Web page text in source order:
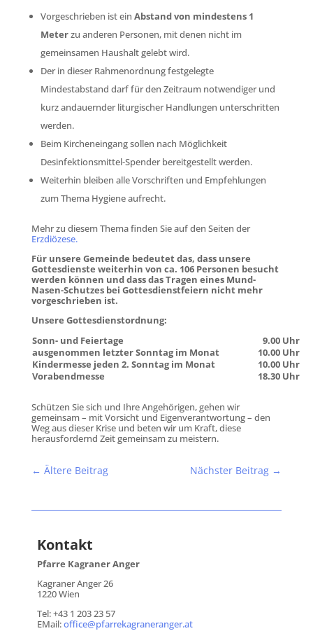
Vorgeschrieben ist ein Abstand von mindestens 1
Meterzu anderen Personen, mit denen nicht im
gemeinsamen Haushalt gelebt wird.
Der in dieser Rahmenordnung festgelegte
Mindestabstand darf für den Zeitraum notwendiger und
kurz andauernder liturgischer Handlungen unterschritten
werden.
Beim Kircheneingang sollen nach Möglichkeit
Desinfektionsmittel-Spender bereitgestellt werden.
Weiterhin bleiben alle Vorschriften und Empfehlungen
zum Thema Hygiene aufrecht.
Mehr zu diesem Thema finden Sie auf den Seiten der
Erzdiözese.
Für unsere Gemeinde bedeutet das, dass unsere
Gottesdienste weiterhin von ca. 106 Personen besucht
werden können und dass das Tragen eines Mund-
Nasen-Schutzes bei Gottesdienstfeiern nicht mehr
vorgeschrieben ist.
Unsere Gottesdienstordnung:
Sonn- und Feiertage
9.00 Uhr
ausgenommen letzter Sonntag im Monat
10.00 Uhr
Kindermesse jeden 2. Sonntag im Monat
10.00 Uhr
Vorabendmesse
18.30 Uhr
Schützen Sie sich und Ihre Angehörigen, gehen wir
gemeinsam – mit Vorsicht und Eigenverantwortung – den
Weg aus dieser Krise und beten wir um Kraft, diese
herausfordernd Zeit gemeinsam zu meistern.
← Ältere Beitrag Nächster Beitrag →
Kontakt
Pfarre Kagraner Anger
Kagraner Anger 26
1220 Wien
Tel: +43 1 203 23 57
EMail:office@pfarrekagraneranger.at